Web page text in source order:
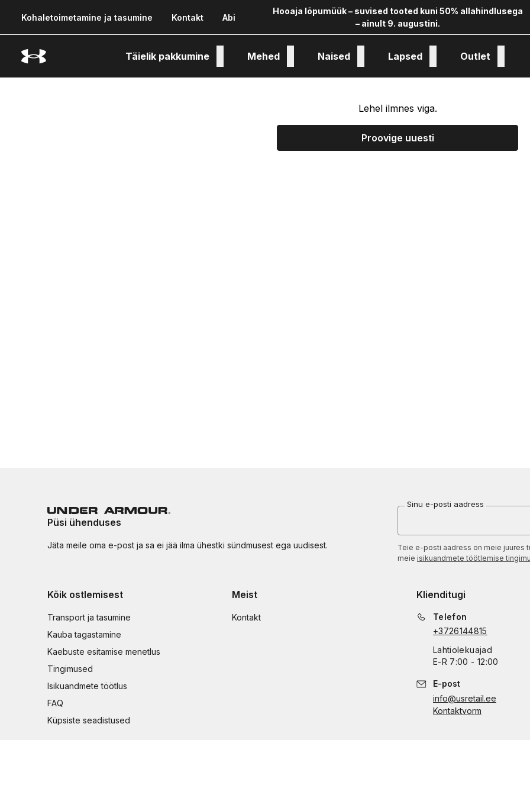
Kohaletoimetamine ja tasumine Kontakt Abi
Hooaja lõpumüük – suvised tooted kuni 50% allahindlusega
– ainult 9. augustini.
Täielik pakkumine Mehed Naised Lapsed Outlet
Lehel ilmnes viga.
Proovige uuesti
Püsi ühenduses
Jäta meile oma e-post ja sa ei jää ilma ühestki sündmusest ega uudisest.
Sinu e-posti aadress
Teie e-posti aadress on meie juures
meie isikuandmete töötlemise
Kõik ostlemisest
Transport ja tasumine
Kauba tagastamine
Kaebuste esitamise menetlus
Tingimused
Isikuandmete töötlus
FAQ
Küpsiste seadistused
Meist
Kontakt
Klienditugi
Telefon
+3726144815
Lahtiolekuajad
E-R 7:00 - 12:00
E-post
info@usretail.ee
Kontaktvorm